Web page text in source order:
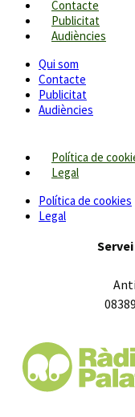
Contacte
Publicitat
Audiències
Qui som
Contacte
Publicitat
Audiències
Política de
Legal
Política de cookies
Legal